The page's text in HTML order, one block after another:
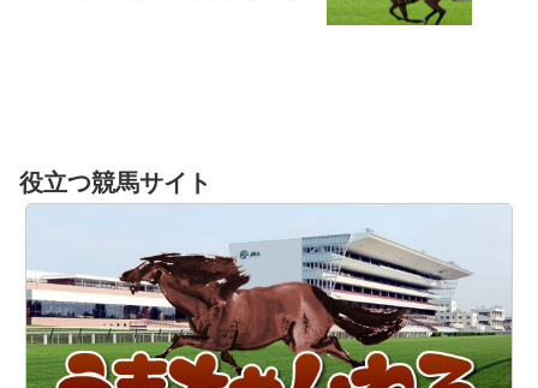
役立つ競馬サイト